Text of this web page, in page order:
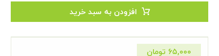
افزودن به سبد خرید
۶۵,۰۰۰ تومان